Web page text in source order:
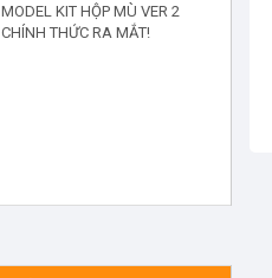
MODEL KIT HỘP MÙ VER 2
CHÍNH THỨC RA MẮT!